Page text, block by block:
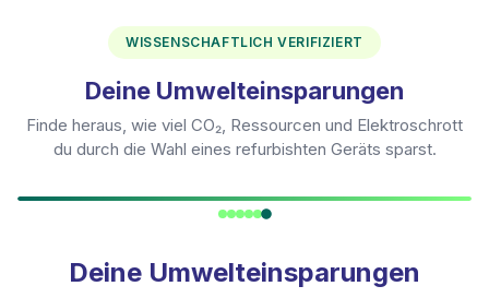
WISSENSCHAFTLICH VERIFIZIERT
Deine Umwelteinsparungen
Finde heraus, wie viel CO₂, Ressourcen und Elektroschrott
du durch die Wahl eines refurbishten Geräts sparst.
Deine Umwelteinsparungen